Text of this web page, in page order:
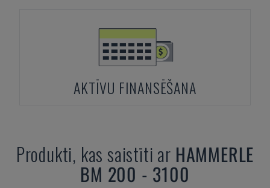
AKTĪVU FINANSĒŠANA
Produkti, kas saistīti ar HAMMERLE
BM 200 - 3100